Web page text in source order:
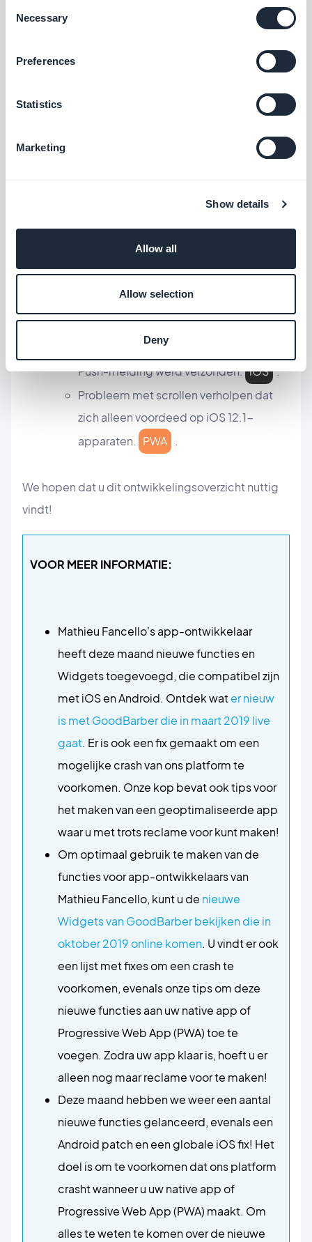
Selection
Necessary
Preferences
Statistics
Marketing
Show details
Allow all
Allow selection
Deny
Na bestudering van uw behoeften en
backoffice aangeven of uw applicatie
bedoeld is voor kinderen. In dit geval
heeft uw applicatie geen Statistieken,
Twitter-verbinding of een chatgedeelte
Probleem opgelost dat de toegang tot
de Link kon verhinderen die met een
Push-melding werd verzonden. iOS .
Probleem met scrollen verholpen dat
zich alleen voordeed op iOS 12.1-
apparaten. PWA .
We hopen dat u dit ontwikkelingsoverzicht nuttig
vindt!
VOOR MEER INFORMATIE:
Mathieu Fancello's app-ontwikkelaar
heeft deze maand nieuwe functies en
Widgets toegevoegd, die compatibel zijn
met iOS en Android. Ontdek water nieuw
is met GoodBarber die in maart 2019 live
gaat. Er is ook een fix gemaakt om een
mogelijke crash van ons platform te
voorkomen. Onze kop bevat ook tips voor
het maken van een geoptimaliseerde app
waar u met trots reclame voor kunt maken!
Om optimaal gebruik te maken van de
functies voor app-ontwikkelaars van
Mathieu Fancello, kunt u de nieuwe
Widgets van GoodBarber bekijken die in
oktober 2019 online komen. U vindt er ook
een lijst met fixes om een crash te
voorkomen, evenals onze tips om deze
nieuwe functies aan uw native app of
Progressive Web App (PWA) toe te
voegen. Zodra uw app klaar is, hoeft u er
alleen nog maar reclame voor te maken!
Deze maand hebben we weer een aantal
nieuwe functies gelanceerd, evenals een
Android patch en een globale iOS fix! Het
doel is om te voorkomen dat ons platform
crasht wanneer u uw native app of
Progressive Web App (PWA) maakt. Om
alles te weten te komen over de nieuwe